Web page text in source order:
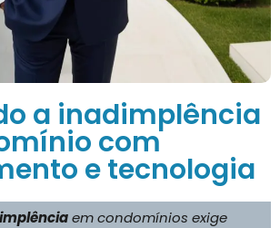
a inadimplência
com
e tecnologia
em condomínios exige